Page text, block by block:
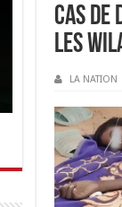
Cas
les
LA NATION